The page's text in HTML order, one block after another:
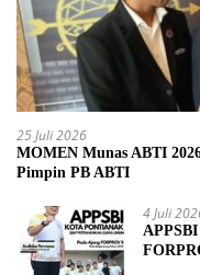
25 Juli 2026
MOMEN Munas ABTI
Pimpin PB ABTI
4 Juli